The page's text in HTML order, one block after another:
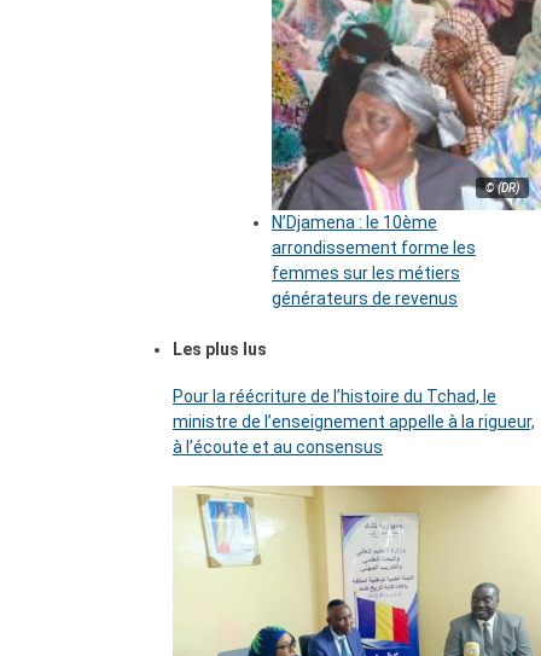
© (DR)
N’Djamena : le 10ème
arrondissement forme les
femmes sur les métiers
générateurs de revenus
Les plus lus
Pour la réécriture de l’histoire du Tchad, le
ministre de l’enseignement appelle à la rigueur,
à l’écoute et au consensus